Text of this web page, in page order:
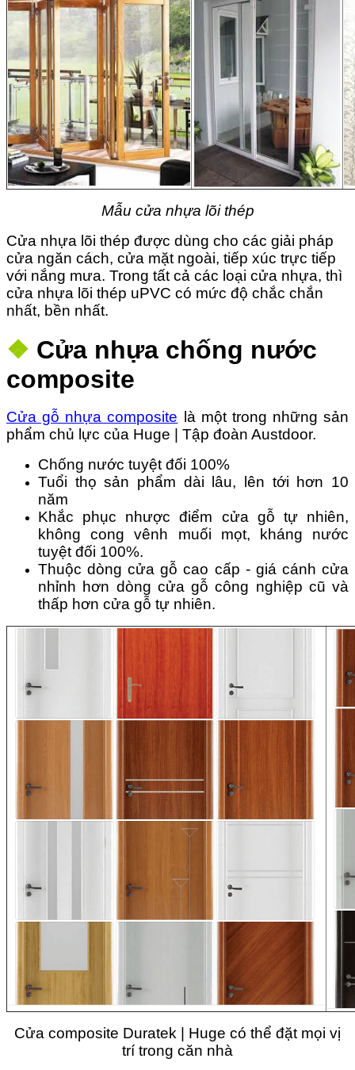
Mẫu cửa nhựa lõi thép
Cửa nhựa lõi thép được dùng cho các giải pháp
cửa ngăn cách, cửa mặt ngoài, tiếp xúc trực tiếp
với nắng mưa. Trong tất cả các loại cửa nhựa, thì
cửa nhựa lõi thép uPVC có mức độ chắc chắn
nhất, bền nhất.
❖ Cửa nhựa chống nước
composite
Cửa gỗ nhựa composite là một trong những sản
phẩm chủ lực của Huge | Tập đoàn Austdoor.
Chống nước tuyệt đối 100%
Tuổi thọ sản phẩm dài lâu, lên tới hơn 10
năm
Khắc phục nhược điểm cửa gỗ tự nhiên,
không cong vênh muối mọt, kháng nước
tuyệt đối 100%.
Thuộc dòng cửa gỗ cao cấp - giá cánh cửa
nhỉnh hơn dòng cửa gỗ công nghiệp cũ và
thấp hơn cửa gỗ tự nhiên.
Cửa composite Duratek | Huge có thể đặt mọi vị
trí trong căn nhà